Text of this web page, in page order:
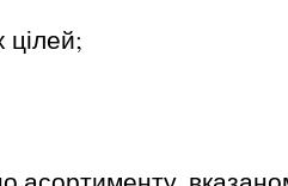
цілей;